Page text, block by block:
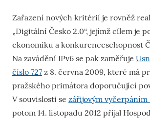
Zařazení nových kritérií je rovněž
„Digitální Česko 2.0“, jejímž cílem je
ekonomiku a konkurenceschopnost
Na zavádění IPv6 se pak zaměřuje
číslo 727 z 8. června 2009, které má
pražského primátora doporučující
V souvislosti se zářijovým vyčerpáním
potom 14. listopadu 2012 přijal